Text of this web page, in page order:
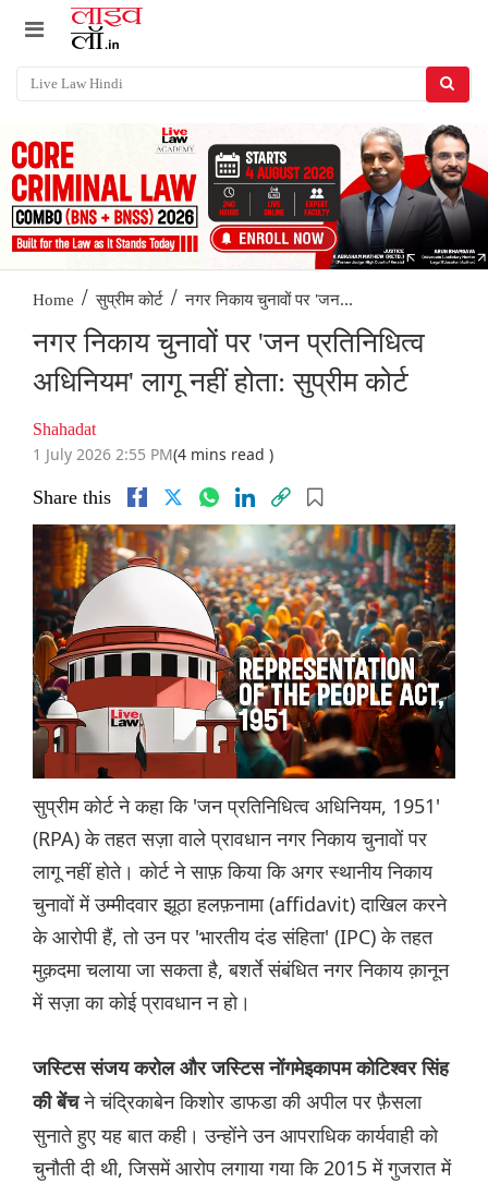
Home / सुप्रीम कोर्ट / नगर निकाय चुनावों पर 'जन...
नगर निकाय चुनावों पर 'जन प्रतिनिधित्व
अधिनियम' लागू नहीं होता: सुप्रीम कोर्ट
Shahadat
1 July 2026 2:55 PM(4 mins read )
Share this
सुप्रीम कोर्ट ने कहा कि 'जन प्रतिनिधित्व अधिनियम, 1951'
(RPA) के तहत सज़ा वाले प्रावधान नगर निकाय चुनावों पर
लागू नहीं होते। कोर्ट ने साफ़ किया कि अगर स्थानीय निकाय
चुनावों में उम्मीदवार झूठा हलफ़नामा (affidavit) दाखिल करने
के आरोपी हैं, तो उन पर 'भारतीय दंड संहिता' (IPC) के तहत
मुक़दमा चलाया जा सकता है, बशर्ते संबंधित नगर निकाय क़ानून
में सज़ा का कोई प्रावधान न हो।
जस्टिस संजय करोल और जस्टिस नोंगमेइकापम कोटिश्वर सिंह
की बेंचने चंद्रिकाबेन किशोर डाफडा की अपील पर फ़ैसला
सुनाते हुए यह बात कही। उन्होंने उन आपराधिक कार्यवाही को
चुनौती दी थी, जिसमें आरोप लगाया गया कि 2015 में गुजरात में